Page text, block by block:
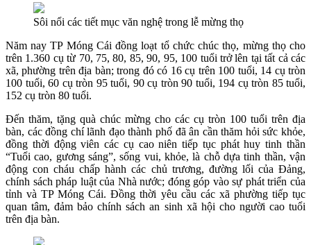
Sôi nổi các tiết mục văn nghệ trong lễ mừng thọ
Năm nay TP Móng Cái đồng loạt tổ chức chúc thọ, mừng thọ cho
trên 1.360 cụ từ 70, 75, 80, 85, 90, 95, 100 tuổi trở lên tại tất cả các
xã, phường trên địa bàn; trong đó có 16 cụ trên 100 tuổi, 14 cụ tròn
100 tuổi, 60 cụ tròn 95 tuổi, 90 cụ tròn 90 tuổi, 194 cụ tròn 85 tuổi,
152 cụ tròn 80 tuổi.
Đến thăm, tặng quà chúc mừng cho các cụ tròn 100 tuổi trên địa
bàn, các đồng chí lãnh đạo thành phố đã ân cần thăm hỏi sức khỏe,
đồng thời động viên các cụ cao niên tiếp tục phát huy tinh thần
“Tuổi cao, gương sáng”, sống vui, khỏe, là chỗ dựa tinh thần, vận
động con cháu chấp hành các chủ trương, đường lối của Đảng,
chính sách pháp luật của Nhà nước; đóng góp vào sự phát triển của
tỉnh và TP Móng Cái. Đồng thời yêu cầu các xã phường tiếp tục
quan tâm, đảm bảo chính sách an sinh xã hội cho người cao tuổi
trên địa bàn.